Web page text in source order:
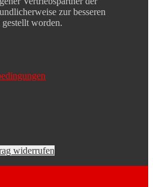
zur besseren
worden.
widerrufen